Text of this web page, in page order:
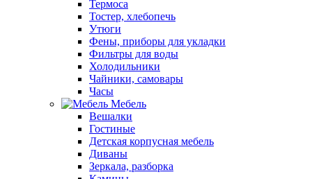
Термоса
Тостер, хлебопечь
Утюги
Фены, приборы для укладки
Фильтры для воды
Холодильники
Чайники, самовары
Часы
Мебель
Вешалки
Гостиные
Детская корпусная мебель
Диваны
Зеркала, разборка